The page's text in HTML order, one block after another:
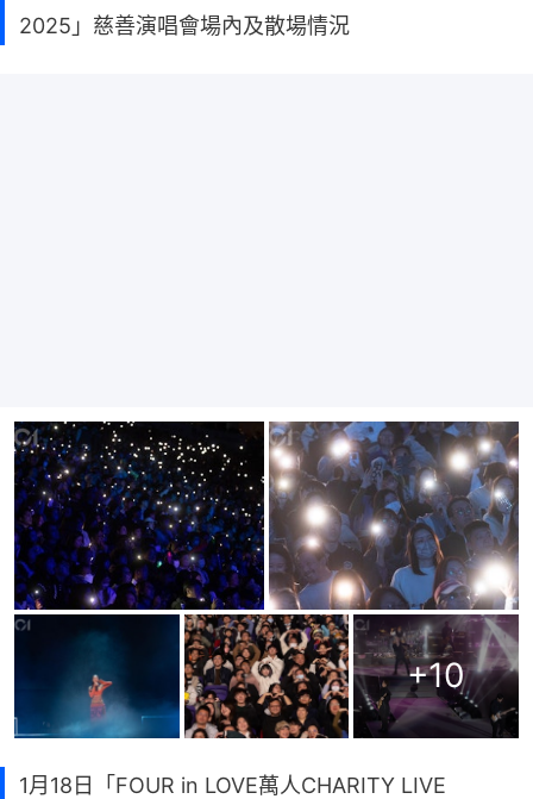
2025」慈善演唱會場內及散場情況
+10
1月18日「FOUR in LOVE萬人CHARITY LIVE